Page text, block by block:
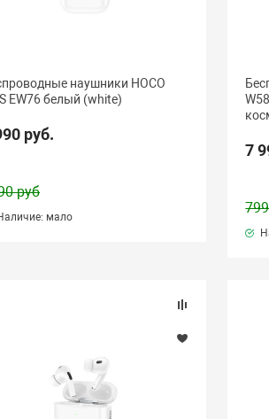
наушники HOCO
EW76 белый (white)
руб.
руб
мало
7